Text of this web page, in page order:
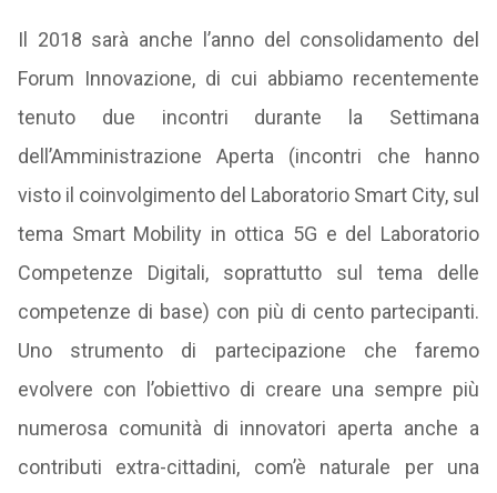
Il 2018 sarà anche l’anno del consolidamento del
Forum Innovazione, di cui abbiamo recentemente
tenuto due incontri durante la Settimana
dell’Amministrazione Aperta (incontri che hanno
visto il coinvolgimento del Laboratorio Smart City, sul
tema Smart Mobility in ottica 5G e del Laboratorio
Competenze Digitali, soprattutto sul tema delle
competenze di base) con più di cento partecipanti.
Uno strumento di partecipazione che faremo
evolvere con l’obiettivo di creare una sempre più
numerosa comunità di innovatori aperta anche a
contributi extra-cittadini, com’è naturale per una